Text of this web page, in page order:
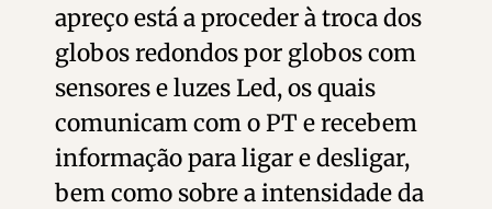
apreço está a proceder à troca dos
globos redondos por globos com
sensores e luzes Led, os quais
comunicam com o PT e recebem
informação para ligar e desligar,
bem como sobre a intensidade da